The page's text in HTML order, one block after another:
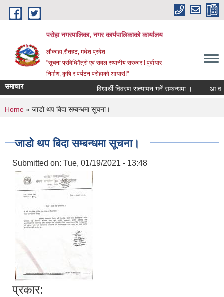
Skip to main content
परोहा नगरपालिका, नगर कार्यपालिकाको कार्यालय
लौकाहा,रौतहट, मधेश प्रदेश
"सुचना प्रविधिमैत्री एवं सवल स्थानीय सरकार ! पुर्वाधार
निर्माण, कृषि र पर्यटन परोहाको आधार!!"
समाचार विधार्थी विवरण सत्यापन गर्ने सम्बन्धमा ।
You are here
Home » जाडो थप बिदा सम्बन्धमा सूचना।
जाडो थप बिदा सम्बन्धमा सूचना।
Submitted on: Tue, 01/19/2021 - 13:48
प्रकार: